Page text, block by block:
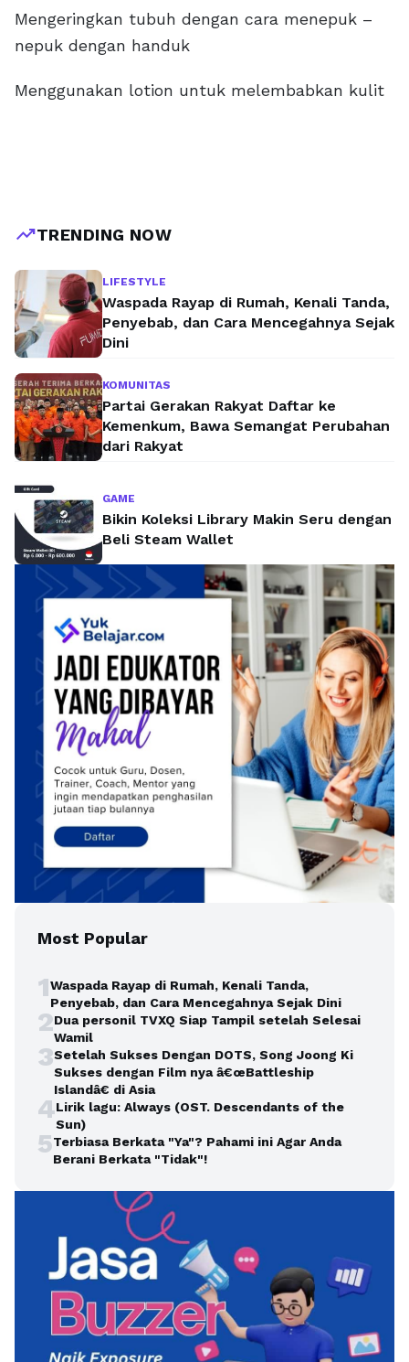
Mengeringkan tubuh dengan cara menepuk –
nepuk dengan handuk
Menggunakan lotion untuk melembabkan kulit
trending_upTRENDING NOW
LIFESTYLE
Waspada Rayap di Rumah, Kenali Tanda,
Penyebab, dan Cara Mencegahnya Sejak
Dini
KOMUNITAS
Partai Gerakan Rakyat Daftar ke
Kemenkum, Bawa Semangat Perubahan
dari Rakyat
GAME
Bikin Koleksi Library Makin Seru dengan
Beli Steam Wallet
Most Popular
1Waspada Rayap di Rumah, Kenali Tanda,
Penyebab, dan Cara Mencegahnya Sejak Dini
2Dua personil TVXQ Siap Tampil setelah Selesai
Wamil
3Setelah Sukses Dengan DOTS, Song Joong Ki
Sukses dengan Film nya â€œBattleship
Islandâ€ di Asia
4Lirik lagu: Always (OST. Descendants of the
Sun)
5Terbiasa Berkata "Ya"? Pahami ini Agar Anda
Berani Berkata "Tidak"!